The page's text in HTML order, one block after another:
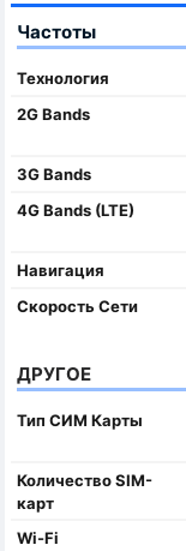
Частоты
Технология
2G Bands
3G Bands
4G Bands (LTE)
Навигация
Скорость Сети
ДРУГОЕ
Тип СИМ Карты
Количество SIM-
карт
Wi-Fi